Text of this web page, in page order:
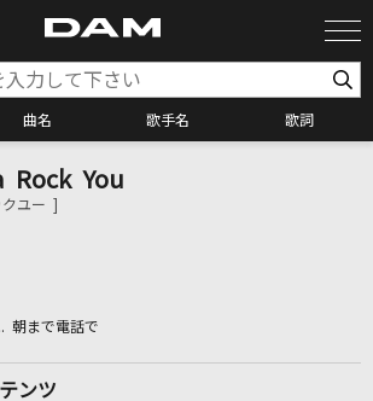
曲名 歌手名 歌詞
カラオケ検索
Rock You
ユー ]
朝まで電話で
ンツ